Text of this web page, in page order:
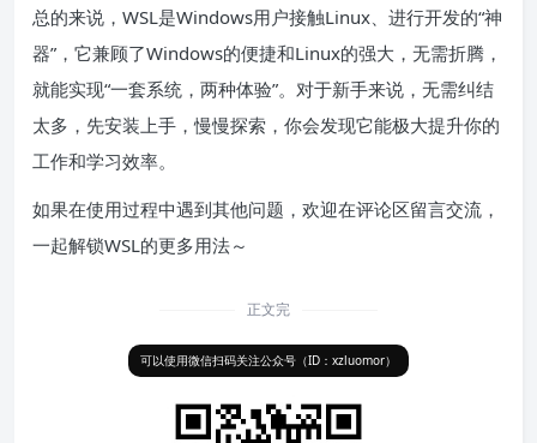
总的来说，WSL是Windows用户接触Linux、进行开发的“神
器”，它兼顾了Windows的便捷和Linux的强大，无需折腾，
就能实现“一套系统，两种体验”。对于新手来说，无需纠结
太多，先安装上手，慢慢探索，你会发现它能极大提升你的
工作和学习效率。
如果在使用过程中遇到其他问题，欢迎在评论区留言交流，
一起解锁WSL的更多用法～
正文完
可以使用微信扫码关注公众号（ID：xzluomor）